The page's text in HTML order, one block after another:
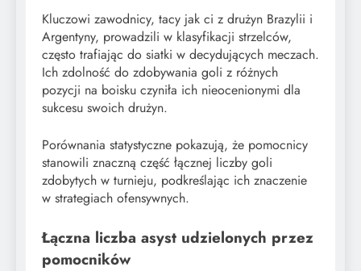
Kluczowi zawodnicy, tacy jak ci z drużyn Brazylii i
Argentyny, prowadzili w klasyfikacji strzelców,
często trafiając do siatki w decydujących meczach.
Ich zdolność do zdobywania goli z różnych
pozycji na boisku czyniła ich nieocenionymi dla
sukcesu swoich drużyn.
Porównania statystyczne pokazują, że pomocnicy
stanowili znaczną część łącznej liczby goli
zdobytych w turnieju, podkreślając ich znaczenie
w strategiach ofensywnych.
Łączna liczba asyst udzielonych przez
pomocników